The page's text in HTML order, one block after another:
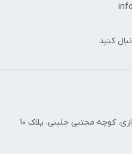
کنید
کوچه مجتبی جلینی، پلاک ۱۰